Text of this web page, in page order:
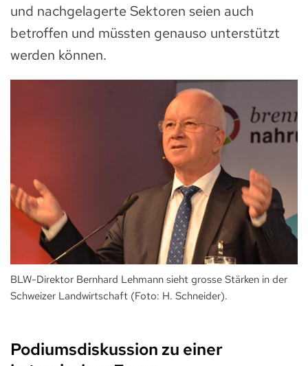
und nachgelagerte Sektoren seien auch
betroffen und müssten genauso unterstützt
werden können.
BLW-Direktor Bernhard Lehmann sieht grosse Stärken in der
Schweizer Landwirtschaft (Foto: H. Schneider).
Podiumsdiskussion zu einer